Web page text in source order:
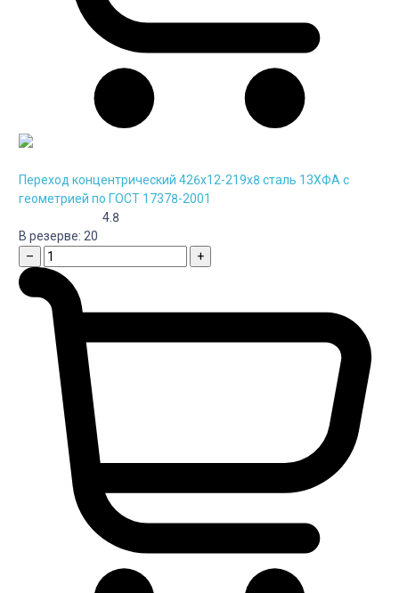
Переход концентрический 426х12-219х8 сталь 13ХФА с
геометрией по ГОСТ 17378-2001
4.8
В резерве: 20
–
+